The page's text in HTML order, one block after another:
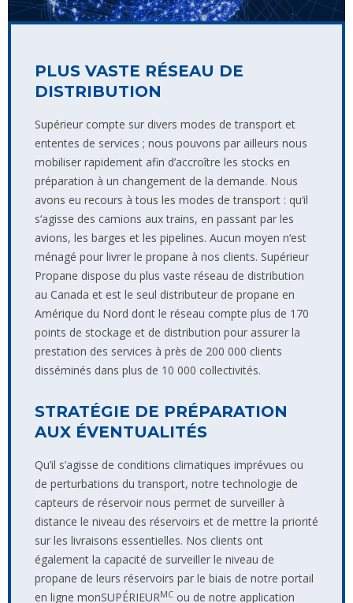
PLUS VASTE RÉSEAU DE
DISTRIBUTION
Supérieur compte sur divers modes de transport et
ententes de services ; nous pouvons par ailleurs nous
mobiliser rapidement afin d’accroître les stocks en
préparation à un changement de la demande. Nous
avons eu recours à tous les modes de transport : qu‘il
s‘agisse des camions aux trains, en passant par les
avions, les barges et les pipelines. Aucun moyen n‘est
ménagé pour livrer le propane à nos clients. Supérieur
Propane dispose du plus vaste réseau de distribution
au Canada et est le seul distributeur de propane en
Amérique du Nord dont le réseau compte plus de 170
points de stockage et de distribution pour assurer la
prestation des services à près de 200 000 clients
disséminés dans plus de 10 000 collectivités.
STRATÉGIE DE PRÉPARATION
AUX ÉVENTUALITÉS
Qu’il s’agisse de conditions climatiques imprévues ou
de perturbations du transport, notre technologie de
capteurs de réservoir nous permet de surveiller à
distance le niveau des réservoirs et de mettre la priorité
sur les livraisons essentielles. Nos clients ont
également la capacité de surveiller le niveau de
propane de leurs réservoirs par le biais de notre portail
en ligne monSUPÉRIEURMC ou de notre application